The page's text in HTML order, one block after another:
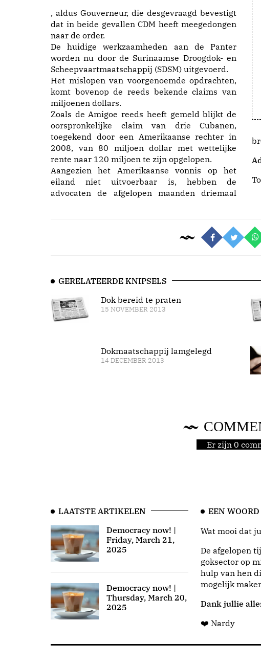
, aldus Gouverneur, die desgevraagd bevestigt
dat in beide gevallen CDM heeft meegedongen
naar de order.
De huidige werkzaamheden aan de Panter
worden nu door de Surinaamse Droogdok- en
Scheepvaartmaatschappij (SDSM) uitgevoerd.
Het mislopen van voorgenoemde opdrachten,
komt bovenop de reeds bekende claims van
miljoenen dollars.
Zoals de Amigoe reeds heeft gemeld blijkt de
oorspronkelijke claim van drie Cubanen,
toegekend door een Amerikaanse rechter in
2008, van 80 miljoen dollar met wettelijke
rente naar 120 miljoen te zijn opgelopen.
Aangezien het Amerikaanse vonnis op het
eiland niet uitvoerbaar is, hebben de
advocaten de afgelopen maanden driemaal
GERELATEERDE KNIPSELS
Dok bereid te praten
15 NOVEMBER 2013
Dokmaatschappij lamgelegd
14 DECEMBER 2013
Er zijn 0
LAATSTE ARTIKELEN
Democracy now! |
Friday, March 21,
2025
Democracy now! |
Thursday, March 20,
2025
EEN
Wat mooi dat
De afgelopen
goksector op
hulp van hen
mogelijk
Dank jullie
❤️ Nardy